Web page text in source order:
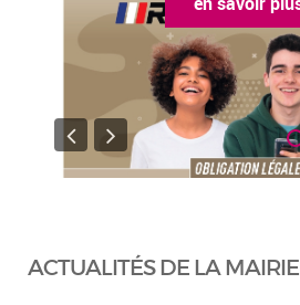
ACTUALITÉS DE LA MAIRIE